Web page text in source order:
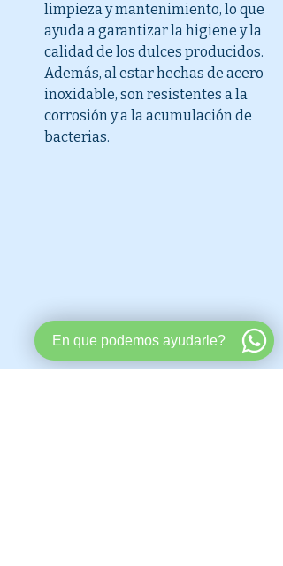
limpieza y mantenimiento, lo que
ayuda a garantizar la higiene y la
calidad de los dulces producidos.
Además, al estar hechas de acero
inoxidable, son resistentes a la
corrosión y a la acumulación de
bacterias.
En que podemos ayudarle?